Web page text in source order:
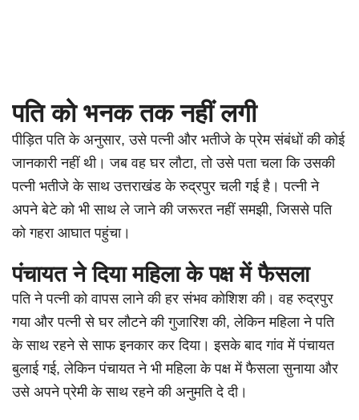
पति को भनक तक नहीं लगी
पीड़ित पति के अनुसार, उसे पत्नी और भतीजे के प्रेम संबंधों की कोई
जानकारी नहीं थी। जब वह घर लौटा, तो उसे पता चला कि उसकी
पत्नी भतीजे के साथ उत्तराखंड के रुद्रपुर चली गई है। पत्नी ने
अपने बेटे को भी साथ ले जाने की जरूरत नहीं समझी, जिससे पति
को गहरा आघात पहुंचा।
पंचायत ने दिया महिला के पक्ष में फैसला
पति ने पत्नी को वापस लाने की हर संभव कोशिश की। वह रुद्रपुर
गया और पत्नी से घर लौटने की गुजारिश की, लेकिन महिला ने पति
के साथ रहने से साफ इनकार कर दिया। इसके बाद गांव में पंचायत
बुलाई गई, लेकिन पंचायत ने भी महिला के पक्ष में फैसला सुनाया और
उसे अपने प्रेमी के साथ रहने की अनुमति दे दी।